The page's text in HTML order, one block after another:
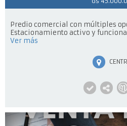
Predio comercial con múltiples
Estacionamiento activo y
Ver más